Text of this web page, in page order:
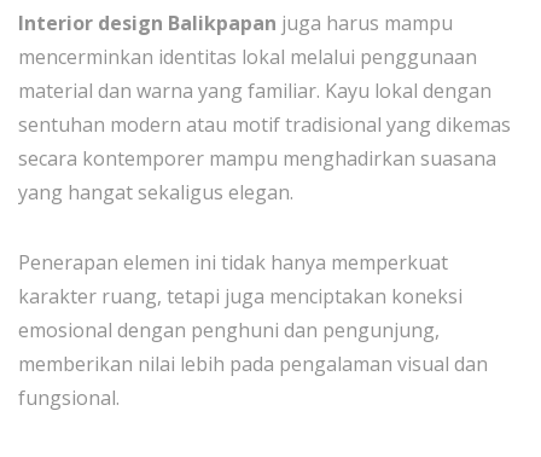
Interior design Balikpapan juga harus mampu
mencerminkan identitas lokal melalui penggunaan
material dan warna yang familiar. Kayu lokal dengan
sentuhan modern atau motif tradisional yang dikemas
secara kontemporer mampu menghadirkan suasana
yang hangat sekaligus elegan.
Penerapan elemen ini tidak hanya memperkuat
karakter ruang, tetapi juga menciptakan koneksi
emosional dengan penghuni dan pengunjung,
memberikan nilai lebih pada pengalaman visual dan
fungsional.